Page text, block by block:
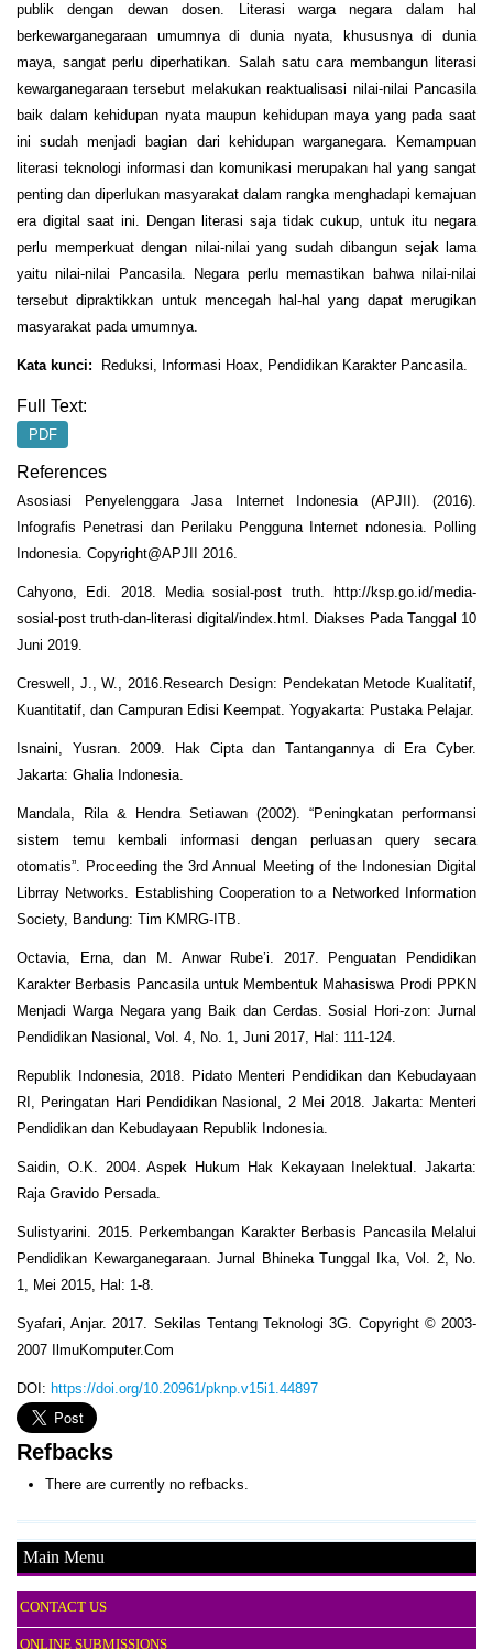
Main Menu
CONTACT US
ONLINE SUBMISSIONS
publik dengan dewan dosen. Literasi warga negara dalam hal
berkewarganegaraan umumnya di dunia nyata, khususnya di dunia
maya, sangat perlu diperhatikan. Salah satu cara membangun literasi
kewarganegaraan tersebut melakukan reaktualisasi nilai-nilai Pancasila
baik dalam kehidupan nyata maupun kehidupan maya yang pada saat
ini sudah menjadi bagian dari kehidupan warganegara. Kemampuan
literasi teknologi informasi dan komunikasi merupakan hal yang sangat
penting dan diperlukan masyarakat dalam rangka menghadapi kemajuan
era digital saat ini. Dengan literasi saja tidak cukup, untuk itu negara
perlu memperkuat dengan nilai-nilai yang sudah dibangun sejak lama
yaitu nilai-nilai Pancasila. Negara perlu memastikan bahwa nilai-nilai
tersebut dipraktikkan untuk mencegah hal-hal yang dapat merugikan
masyarakat pada umumnya.
Kata kunci: Reduksi, Informasi Hoax, Pendidikan Karakter Pancasila.
Full Text:
PDF
References
Asosiasi Penyelenggara Jasa Internet Indonesia (APJII). (2016).
Infografis Penetrasi dan Perilaku Pengguna Internet ndonesia. Polling
Indonesia. Copyright@APJII 2016.
Cahyono, Edi. 2018. Media sosial-post truth. http://ksp.go.id/media-
sosial-post truth-dan-literasi digital/index.html. Diakses Pada Tanggal 10
Juni 2019.
Creswell, J., W., 2016.Research Design: Pendekatan Metode Kualitatif,
Kuantitatif, dan Campuran Edisi Keempat. Yogyakarta: Pustaka Pelajar.
Isnaini, Yusran. 2009. Hak Cipta dan Tantangannya di Era Cyber.
Jakarta: Ghalia Indonesia.
Mandala, Rila & Hendra Setiawan (2002). “Peningkatan performansi
sistem temu kembali informasi dengan perluasan query secara
otomatis”. Proceeding the 3rd Annual Meeting of the Indonesian Digital
Librray Networks. Establishing Cooperation to a Networked Information
Society, Bandung: Tim KMRG-ITB.
Octavia, Erna, dan M. Anwar Rube’i. 2017. Penguatan Pendidikan
Karakter Berbasis Pancasila untuk Membentuk Mahasiswa Prodi PPKN
Menjadi Warga Negara yang Baik dan Cerdas. Sosial Hori-zon: Jurnal
Pendidikan Nasional, Vol. 4, No. 1, Juni 2017, Hal: 111-124.
Republik Indonesia, 2018. Pidato Menteri Pendidikan dan Kebudayaan
RI, Peringatan Hari Pendidikan Nasional, 2 Mei 2018. Jakarta: Menteri
Pendidikan dan Kebudayaan Republik Indonesia.
Saidin, O.K. 2004. Aspek Hukum Hak Kekayaan Inelektual. Jakarta:
Raja Gravido Persada.
Sulistyarini. 2015. Perkembangan Karakter Berbasis Pancasila Melalui
Pendidikan Kewarganegaraan. Jurnal Bhineka Tunggal Ika, Vol. 2, No.
1, Mei 2015, Hal: 1-8.
Syafari, Anjar. 2017. Sekilas Tentang Teknologi 3G. Copyright © 2003-
2007 IlmuKomputer.Com
DOI: https://doi.org/10.20961/pknp.v15i1.44897
Refbacks
There are currently no refbacks.